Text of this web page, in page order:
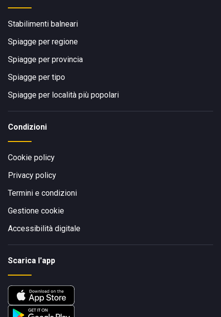
Stabilimenti balneari
Spiagge per regione
Spiagge per provincia
Spiagge per tipo
Spiagge per località più popolari
Condizioni
Cookie policy
Privacy policy
Termini e condizioni
Gestione cookie
Accessibilità digitale
Scarica l'app